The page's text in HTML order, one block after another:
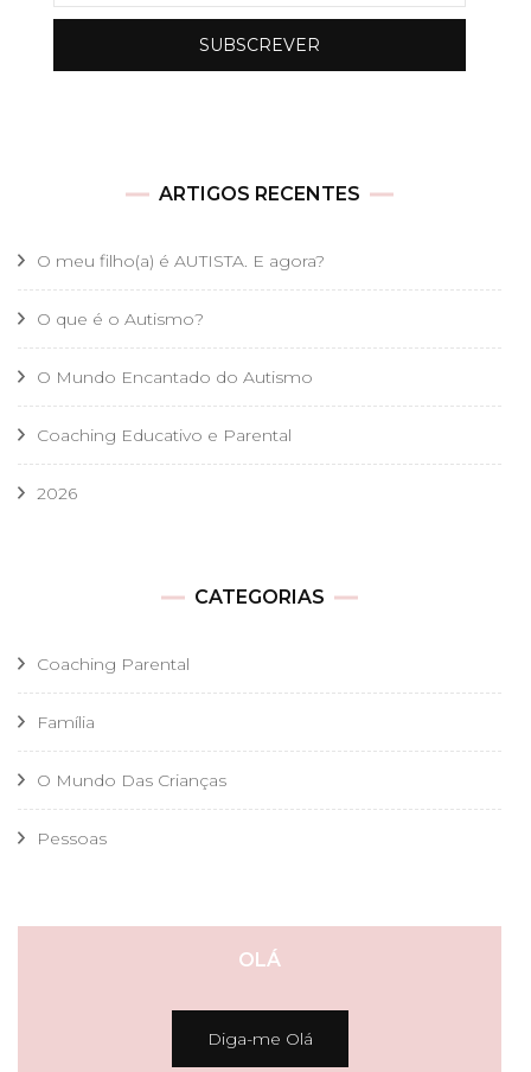
ARTIGOS RECENTES
O meu filho(a) é AUTISTA. E agora?
O que é o Autismo?
O Mundo Encantado do Autismo
Coaching Educativo e Parental
2026
CATEGORIAS
Coaching Parental
Família
O Mundo Das Crianças
Pessoas
OLÁ
Diga-me Olá